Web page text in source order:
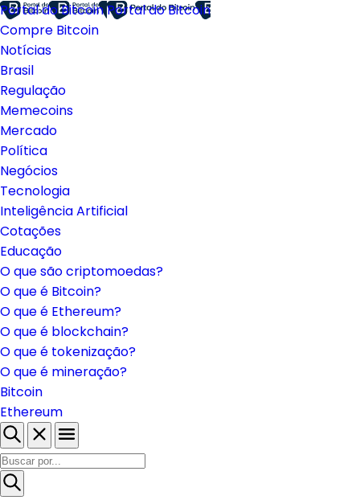
Portal do BitcoinPortal do Bitcoin
Compre Bitcoin
Notícias
Brasil
Regulação
Memecoins
Mercado
Política
Negócios
Tecnologia
Inteligência Artificial
Cotações
Educação
O que são criptomoedas?
O que é Bitcoin?
O que é Ethereum?
O que é blockchain?
O que é tokenização?
O que é mineração?
Bitcoin
Ethereum